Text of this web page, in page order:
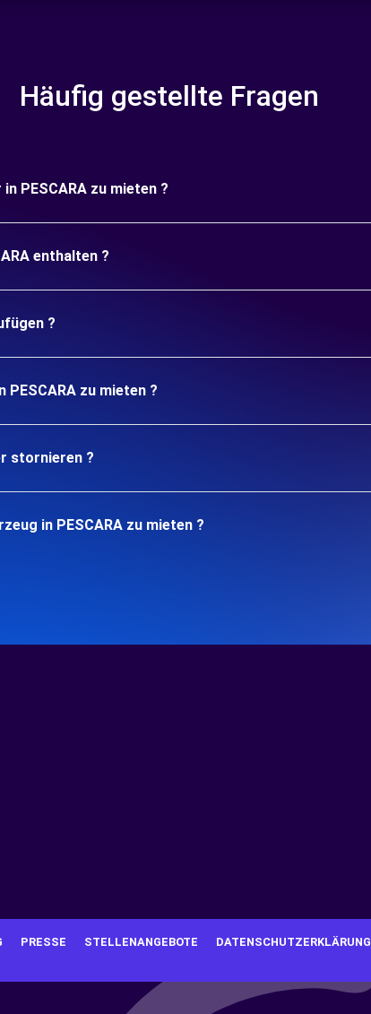
Häufig gestellte Fragen
PESCARA zu mieten ?
enthalten ?
?
zu mieten ?
stornieren ?
in PESCARA zu mieten ?
PRESSE STELLENANGEBOTE DATENSCHUTZERKLÄRUNG